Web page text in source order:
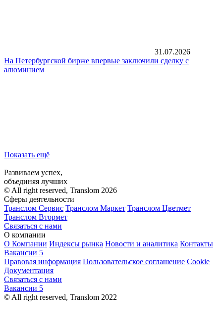
31.07.2026
На Петербургской бирже впервые заключили сделку с
алюминием
Показать ещё
Развиваем успех,
объединяя лучших
© All right reserved, Translom 2026
Сферы деятельности
Транслом Сервис Транслом Маркет Транслом Цветмет
Транслом Втормет
Связаться с нами
О компании
О Компании Индексы рынка Новости и аналитика Контакты
Вакансии 5
Правовая информация Пользовательское соглашение Cookie
Документация
Связаться с нами
Вакансии 5
© All right reserved, Translom 2022